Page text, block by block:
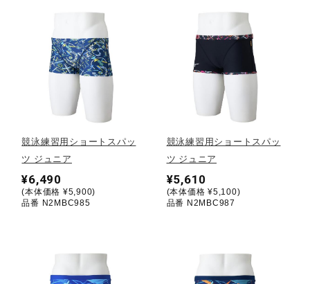
ウォーキングシューズ
ライフスタイルグッズ
インナー
寝具／ミズノスリープ
サポーター
競泳練習用ショートスパッ
ツ ジュニア
¥6,490
(本体価格 ¥5,900)
品番 N2MBC985
競泳練習用ショートスパッ
ツ ジュニア
¥5,610
(本体価格 ¥5,100)
品番 N2MBC987